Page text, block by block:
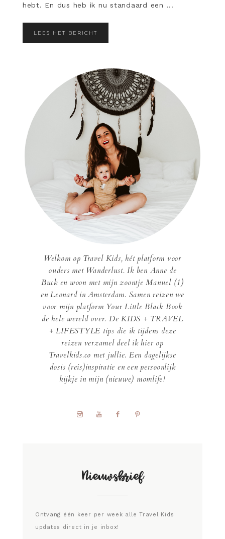
hebt. En dus heb ik nu standaard een ...
LEES HET BERICHT
Welkom op Travel Kids, hét platform voor
ouders met Wanderlust. Ik ben Anne de
Buck en woon met mijn zoontje Manuel (1)
en Leonard in Amsterdam. Samen reizen we
voor mijn platform Your Little Black Book
de hele wereld over. De KIDS + TRAVEL
+ LIFESTYLE tips die ik tijdens deze
reizen verzamel deel ik hier op
Travelkids.co met jullie. Een dagelijkse
dosis (reis)inspiratie en een persoonlijk
kijkje in mijn (nieuwe) momlife!
Nieuwsbrief
Ontvang één keer per week alle Travel Kids
updates direct in je inbox!